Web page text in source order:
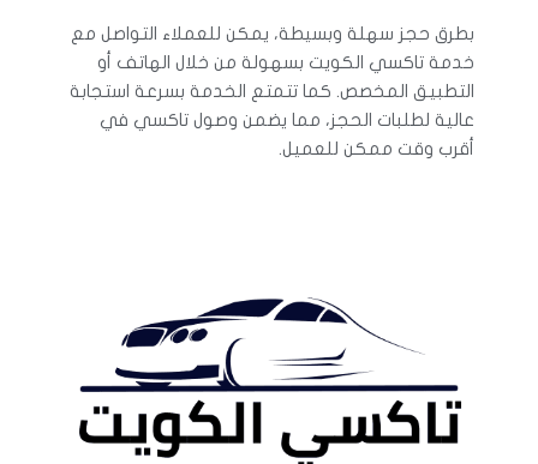
بطرق حجز سهلة وبسيطة، يمكن للعملاء التواصل مع
خدمة تاكسي الكويت بسهولة من خلال الهاتف أو
التطبيق المخصص. كما تتمتع الخدمة بسرعة استجابة
عالية لطلبات الحجز، مما يضمن وصول تاكسي في
أقرب وقت ممكن للعميل.